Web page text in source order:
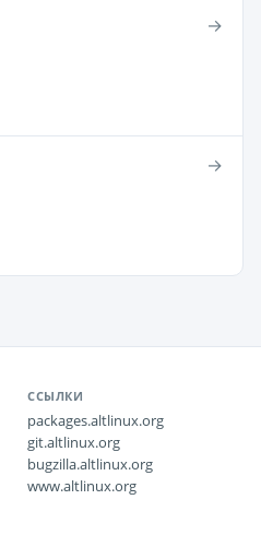
→
→
ССЫЛКИ
packages.altlinux.org
git.altlinux.org
bugzilla.altlinux.org
www.altlinux.org